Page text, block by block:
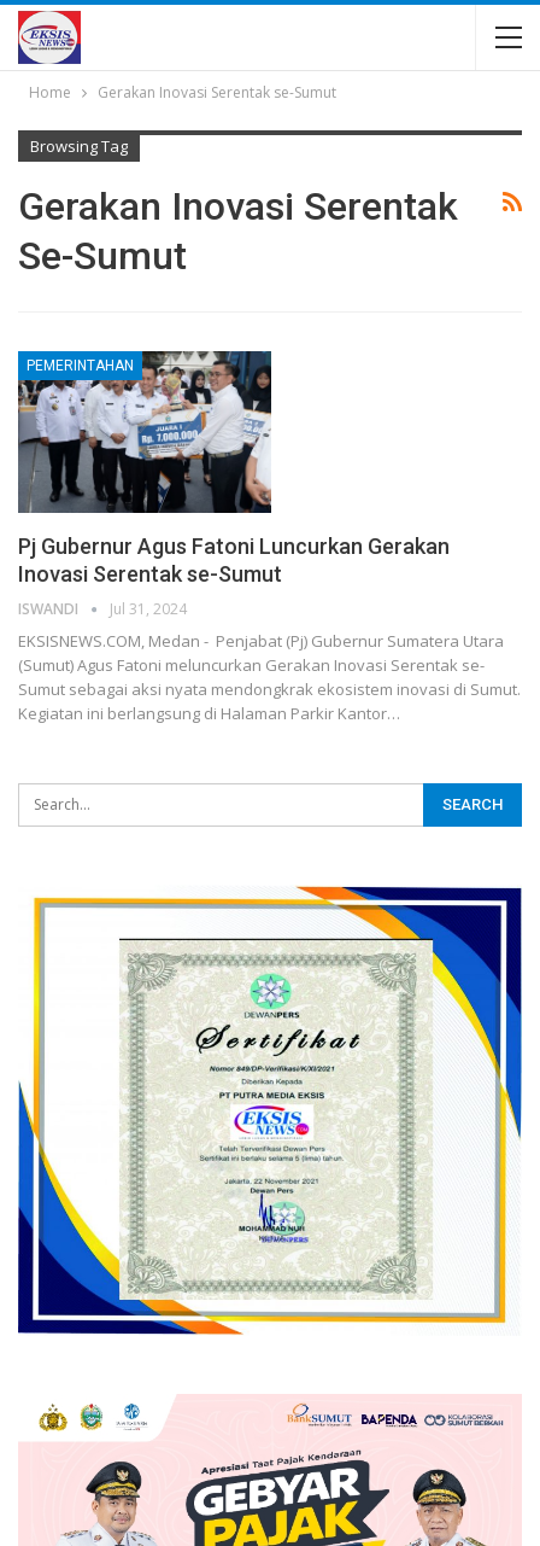
Home Gerakan Inovasi Serentak se-Sumut
Browsing Tag
Gerakan Inovasi Serentak
Se-Sumut
PEMERINTAHAN
Pj Gubernur Agus Fatoni Luncurkan Gerakan
Inovasi Serentak se-Sumut
ISWANDI Jul 31, 2024
EKSISNEWS.COM, Medan - Penjabat (Pj) Gubernur Sumatera Utara
(Sumut) Agus Fatoni meluncurkan Gerakan Inovasi Serentak se-
Sumut sebagai aksi nyata mendongkrak ekosistem inovasi di Sumut.
Kegiatan ini berlangsung di Halaman Parkir Kantor…